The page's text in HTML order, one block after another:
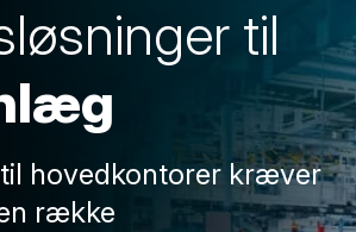
løsninger til
læg
hovedkontorer kræver
række